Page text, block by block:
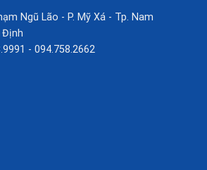
Ngũ Lão - P. Mỹ Xá - Tp. Nam
Định
- 094.758.2662